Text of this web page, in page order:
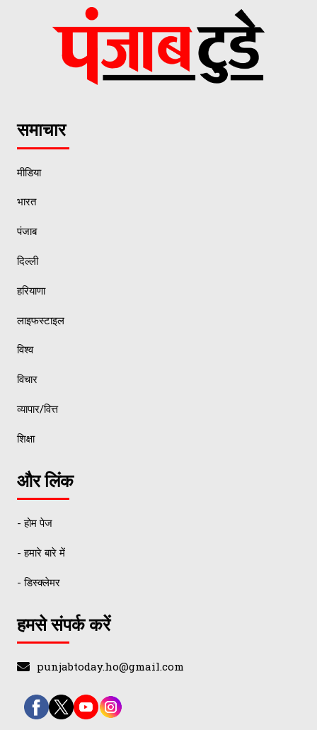
समाचार
मीडिया
भारत
पंजाब
दिल्ली
हरियाणा
लाइफस्टाइल
विश्व
विचार
व्यापार/वित्त
शिक्षा
और लिंक
- होम पेज
- हमारे बारे में
- डिस्क्लेमर
हमसे संपर्क करें
punjabtoday.ho@gmail.com